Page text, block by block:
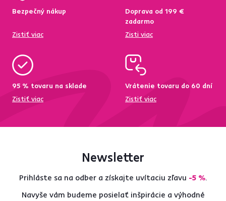
Bezpečný nákup
Zistiť viac
Doprava od 199 €
zadarmo
Zisti viac
95 % tovaru na sklade
Zistiť viac
Vrátenie tovaru do 60 dní
Zistiť viac
Newsletter
Prihláste sa na odber a získajte uvítaciu zľavu -5 %.
Navyše vám budeme posielať inšpirácie a výhodné